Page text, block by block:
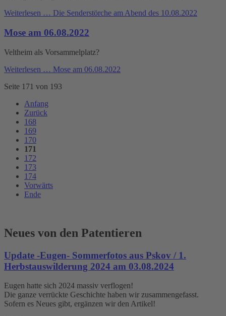
Weiterlesen … Die Senderstörche am Abend des 10.08.2022
Mose am 06.08.2022
Veltheim als Vorsammelplatz?
Weiterlesen … Mose am 06.08.2022
Seite 171 von 193
Anfang
Zurück
168
169
170
171
172
173
174
Vorwärts
Ende
Neues von den Patentieren
Update -Eugen- Sommerfotos aus Pskov / 1.
Herbstauswilderung 2024 am 03.08.2024
Eugen hatte sich 2024 massiv verflogen!
Die ganze verrückte Geschichte haben wir zusammengefasst.
Sofern es Neues gibt, ergänzen wir den Artikel!